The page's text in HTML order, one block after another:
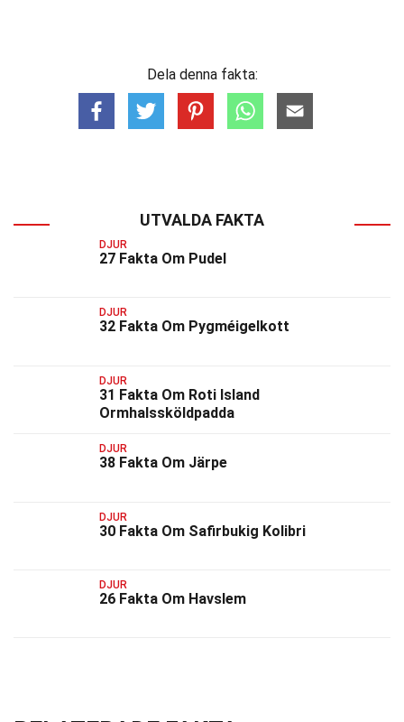
Dela denna fakta:
UTVALDA FAKTA
DJUR
27 Fakta Om Pudel
DJUR
32 Fakta Om Pygméigelkott
DJUR
31 Fakta Om Roti Island
Ormhalssköldpadda
DJUR
38 Fakta Om Järpe
DJUR
30 Fakta Om Safirbukig Kolibri
DJUR
26 Fakta Om Havslem